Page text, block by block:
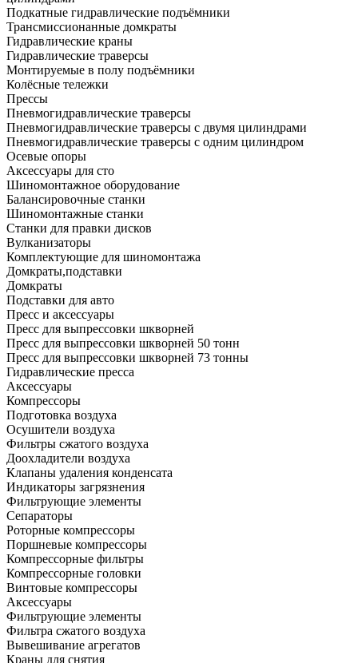
Подкатные гидравлические подъёмники
Трансмиссионанные домкраты
Гидравлические краны
Гидравлические траверсы
Монтируемые в полу подъёмники
Колёсные тележки
Прессы
Пневмогидравлические траверсы
Пневмогидравлические траверсы с двумя цилиндрами
Пневмогидравлические траверсы с одним цилиндром
Осевые опоры
Аксессуары для сто
Шиномонтажное оборудование
Балансировочные станки
Шиномонтажные станки
Станки для правки дисков
Вулканизаторы
Комплектующие для шиномонтажа
Домкраты,подставки
Домкраты
Подставки для авто
Пресс и аксессуары
Пресс для выпрессовки шкворней
Пресс для выпрессовки шкворней 50 тонн
Пресс для выпрессовки шкворней 73 тонны
Гидравлические пресса
Аксессуары
Компрессоры
Подготовка воздуха
Осушители воздуха
Фильтры сжатого воздуха
Доохладители воздуха
Клапаны удаления конденсата
Индикаторы загрязнения
Фильтрующие элементы
Сепараторы
Роторные компрессоры
Поршневые компрессоры
Компрессорные фильтры
Компрессорные головки
Винтовые компрессоры
Аксессуары
Фильтрующие элементы
Фильтра сжатого воздуха
Вывешивание агрегатов
Краны для снятия